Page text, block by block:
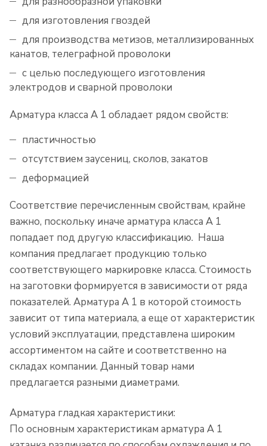
для изготовления гвоздей
для производства метизов, металлизированных
канатов, телеграфной проволоки
с целью последующего изготовления
электродов и сварной проволоки
Арматура класса А 1 обладает рядом свойств:
пластичностью
отсутствием заусениц, сколов, закатов
деформацией
Соответствие перечисленным свойствам, крайне
важно, поскольку иначе арматура класса А 1
попадает под другую классификацию. Наша
компания предлагает продукцию только
соответствующего маркировке класса. Стоимость
на заготовки формируется в зависимости от ряда
показателей. Арматура А 1 в которой стоимость
зависит от типа материала, а еще от характеристик
условий эксплуатации, представлена широким
ассортиментом на сайте и соответственно на
складах компании. Данный товар нами
предлагается разными диаметрами.
Арматура гладкая характеристики:
По основным характеристикам арматура А 1